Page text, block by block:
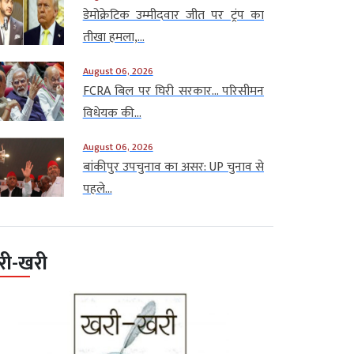
डेमोक्रेटिक उम्मीदवार जीत पर ट्रंप का
तीखा हमला,...
August 06, 2026
FCRA बिल पर घिरी सरकार… परिसीमन
विधेयक की...
August 06, 2026
बांकीपुर उपचुनाव का असर: UP चुनाव से
पहले...
खरी